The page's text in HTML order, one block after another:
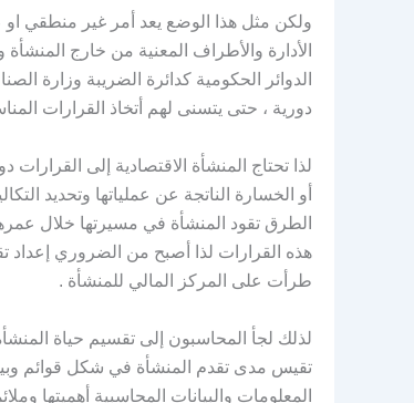
ولكن مثل هذا الوضع يعد أمر غير منطقي
الأدارة والأطراف المعنية من خارج
الدوائر الحكومية كدائرة الضريبة وزارة
دورية ، حتى يتسنى لهم أتخاذ القرارات
لذا تحتاج المنشأة الاقتصادية إلى
أو الخسارة الناتجة عن عملياتها وتحديد
الطرق تقود المنشأة في مسيرتها خلال
هذه القرارات لذا أصبح من الضروري إعداد
طرأت على المركز المالي للمنشأة .
لذلك لجأ المحاسبون إلى تقسيم حياة
تقيس مدى تقدم المنشأة في شكل قوائم
المعلومات والبيانات المحاسبية أهميتها